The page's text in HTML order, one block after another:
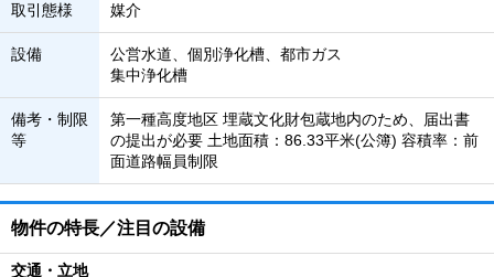
取引態様 媒介
設備
公営水道、個別浄化槽、都市ガス
集中浄化槽
備考・制限
等
第一種高度地区 埋蔵文化財包蔵地内のため、届出書
の提出が必要 土地面積：86.33平米(公簿) 容積率：前
面道路幅員制限
物件の特長／注目の設備
交通・立地